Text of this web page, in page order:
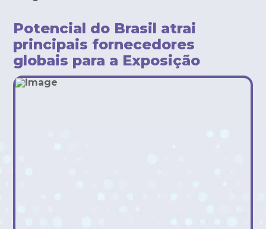
Potencial do Brasil atrai
principais fornecedores
globais para a Exposição